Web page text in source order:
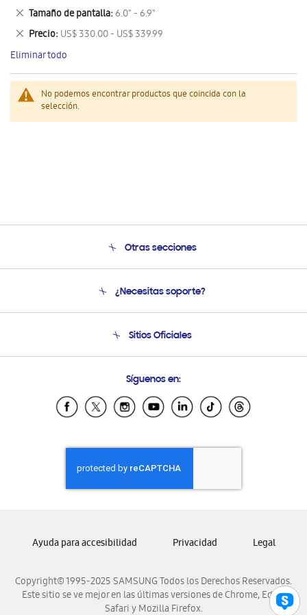
No podemos encontrar productos que coincida con la
selección.
este
artículo
Tamaño de pantalla 6.0" - 6.9"
Eliminar
este
artículo
Precio US$ 330.00 - US$ 339.99
Eliminar
este
artículo
Eliminar todo
Otras secciones
Soporte
Condiciones de Compra
¿Necesitas soporte?
Soporte vía eMail
Sitios Oficiales
Samsung Ecuador
Samsung El Salvador
Samsung Honduras
Samsung Nicaragua
Samsung Panamá
Samsung Venezuela
Síguenos en:
Copyright© 1995-2025 SAMSUNG Todos los Derechos Reservados.
Este sitio se ve mejor en las últimas versiones de Chrome, Edge,
Safari y Mozilla Firefox.
Ayuda para accesibilidad Privacidad Legal